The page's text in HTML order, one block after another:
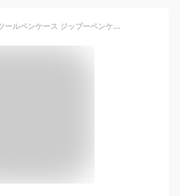
もこもこ ペンケース ツールペンケース ジップーペンケース ふわふわ 大容量 多機能 筆箱 筆入れ 女性化粧ポーチ おしゃれ シンプル 可愛い 韓国 ペンケース ペンポーチ 塩の女の子 人気 ins映え 中小学生 高校生 大学生 子供 小物入れ 化粧品バック 携帯便利 プレゼント グレー